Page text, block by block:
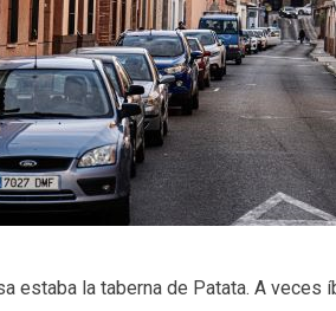
estaba la taberna de Patata. A veces